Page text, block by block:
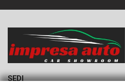
36 Mesi
VEDI
SEDI